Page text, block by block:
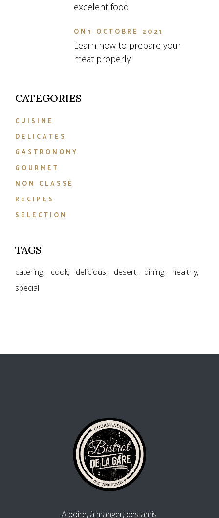
excelent food
ON 1 OCTOBRE 2021
Learn how to prepare your
meat properly
CATEGORIES
CUISINE
DELICATES
GASTRONOMY
GOURMET
NON CLASSÉ
RECIPES
SELECTION
TAGS
catering cook delicious desert dining
healthy
special
A boire, à manger, des amis